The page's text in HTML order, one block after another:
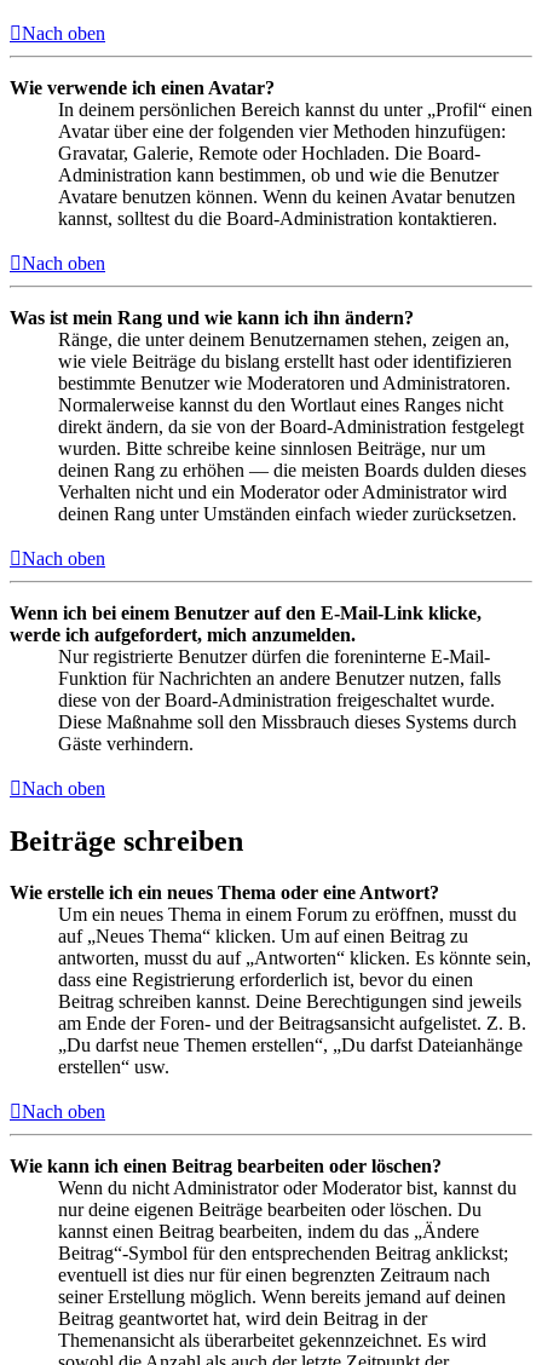
Nach oben
Wie verwende ich einen Avatar?
In deinem persönlichen Bereich kannst du unter „Profil“ einen
Avatar über eine der folgenden vier Methoden hinzufügen:
Gravatar, Galerie, Remote oder Hochladen. Die Board-
Administration kann bestimmen, ob und wie die Benutzer
Avatare benutzen können. Wenn du keinen Avatar benutzen
kannst, solltest du die Board-Administration kontaktieren.
Nach oben
Was ist mein Rang und wie kann ich ihn ändern?
Ränge, die unter deinem Benutzernamen stehen, zeigen an,
wie viele Beiträge du bislang erstellt hast oder identifizieren
bestimmte Benutzer wie Moderatoren und Administratoren.
Normalerweise kannst du den Wortlaut eines Ranges nicht
direkt ändern, da sie von der Board-Administration festgelegt
wurden. Bitte schreibe keine sinnlosen Beiträge, nur um
deinen Rang zu erhöhen — die meisten Boards dulden dieses
Verhalten nicht und ein Moderator oder Administrator wird
deinen Rang unter Umständen einfach wieder zurücksetzen.
Nach oben
Wenn ich bei einem Benutzer auf den E-Mail-Link klicke,
werde ich aufgefordert, mich anzumelden.
Nur registrierte Benutzer dürfen die foreninterne E-Mail-
Funktion für Nachrichten an andere Benutzer nutzen, falls
diese von der Board-Administration freigeschaltet wurde.
Diese Maßnahme soll den Missbrauch dieses Systems durch
Gäste verhindern.
Nach oben
Beiträge schreiben
Wie erstelle ich ein neues Thema oder eine Antwort?
Um ein neues Thema in einem Forum zu eröffnen, musst du
auf „Neues Thema“ klicken. Um auf einen Beitrag zu
antworten, musst du auf „Antworten“ klicken. Es könnte sein,
dass eine Registrierung erforderlich ist, bevor du einen
Beitrag schreiben kannst. Deine Berechtigungen sind jeweils
am Ende der Foren- und der Beitragsansicht aufgelistet. Z. B.
„Du darfst neue Themen erstellen“, „Du darfst Dateianhänge
erstellen“ usw.
Nach oben
Wie kann ich einen Beitrag bearbeiten oder löschen?
Wenn du nicht Administrator oder Moderator bist, kannst du
nur deine eigenen Beiträge bearbeiten oder löschen. Du
kannst einen Beitrag bearbeiten, indem du das „Ändere
Beitrag“-Symbol für den entsprechenden Beitrag anklickst;
eventuell ist dies nur für einen begrenzten Zeitraum nach
seiner Erstellung möglich. Wenn bereits jemand auf deinen
Beitrag geantwortet hat, wird dein Beitrag in der
Themenansicht als überarbeitet gekennzeichnet. Es wird